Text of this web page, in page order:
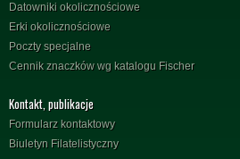
Datowniki okolicznościowe
Erki okolicznościowe
Poczty specjalne
Cennik znaczków wg katalogu Fischer
Kontakt, publikacje
Formularz kontaktowy
Biuletyn Filatelistyczny